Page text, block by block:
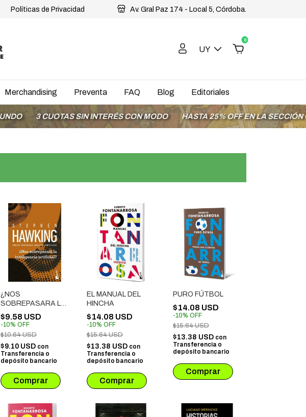
Políticas de Privacidad Av. Gral Paz 174 - Local 5, Córdoba.
UY
0
Merchandising Preventa FAQ Blog Editoriales
3 CUOTAS SIN INTERÉS CON MODO HASTA 25% OFF EN LA SECCIÓN
¿NOS
SOBREPASARA LA
INTELIGENCIA
ARTIFICIAL?
$9.58 USD
-10% OFF
$10.64 USD
$9.10 USD con
Transferencia o
depósito bancario
EL MANUAL DEL
HINCHA
$14.08 USD
-10% OFF
$15.64 USD
$13.38 USD con
Transferencia o
depósito bancario
PURO FÚTBOL
$14.08 USD
-10% OFF
$15.64 USD
$13.38 USD con
Transferencia o
depósito bancario